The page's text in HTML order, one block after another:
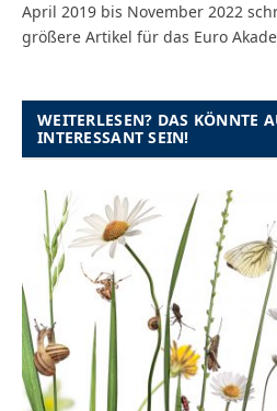
April 2019 bis November 2022
größere Artikel für das Euro
WEITERLESEN? DAS KÖNNTE
INTERESSANT SEIN!